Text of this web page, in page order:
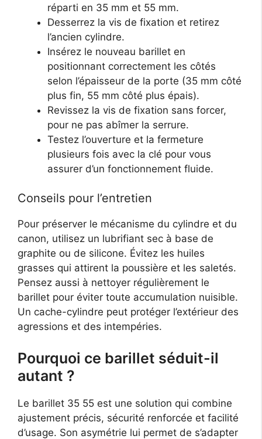
réparti en 35 mm et 55 mm.
Desserrez la vis de fixation et retirez
l’ancien cylindre.
Insérez le nouveau barillet en
positionnant correctement les côtés
selon l’épaisseur de la porte (35 mm côté
plus fin, 55 mm côté plus épais).
Revissez la vis de fixation sans forcer,
pour ne pas abîmer la serrure.
Testez l’ouverture et la fermeture
plusieurs fois avec la clé pour vous
assurer d’un fonctionnement fluide.
Conseils pour l’entretien
Pour préserver le mécanisme du cylindre et du
canon, utilisez un lubrifiant sec à base de
graphite ou de silicone. Évitez les huiles
grasses qui attirent la poussière et les saletés.
Pensez aussi à nettoyer régulièrement le
barillet pour éviter toute accumulation nuisible.
Un cache-cylindre peut protéger l’extérieur des
agressions et des intempéries.
Pourquoi ce barillet séduit-il
autant ?
Le barillet 35 55 est une solution qui combine
ajustement précis, sécurité renforcée et facilité
d’usage. Son asymétrie lui permet de s’adapter